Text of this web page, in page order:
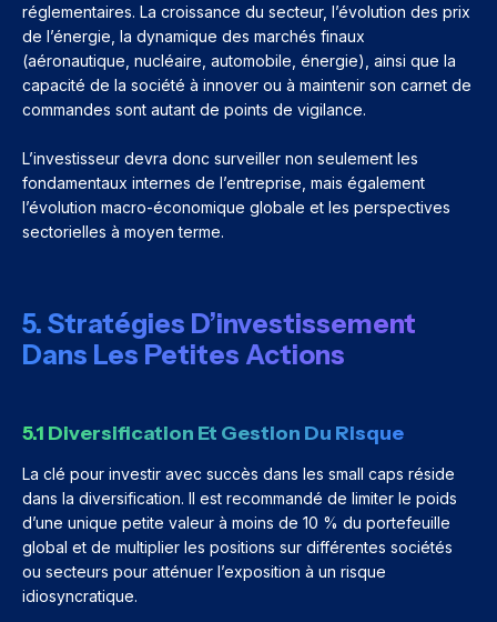
réglementaires. La croissance du secteur, l’évolution des prix
de l’énergie, la dynamique des marchés finaux
(aéronautique, nucléaire, automobile, énergie), ainsi que la
capacité de la société à innover ou à maintenir son carnet de
commandes sont autant de points de vigilance.
L’investisseur devra donc surveiller non seulement les
fondamentaux internes de l’entreprise, mais également
l’évolution macro-économique globale et les perspectives
sectorielles à moyen terme.
5. Stratégies D’investissement
Dans Les Petites Actions
5.1 Diversification Et Gestion Du Risque
La clé pour investir avec succès dans les small caps réside
dans la diversification. Il est recommandé de limiter le poids
d’une unique petite valeur à moins de 10 % du portefeuille
global et de multiplier les positions sur différentes sociétés
ou secteurs pour atténuer l’exposition à un risque
idiosyncratique.